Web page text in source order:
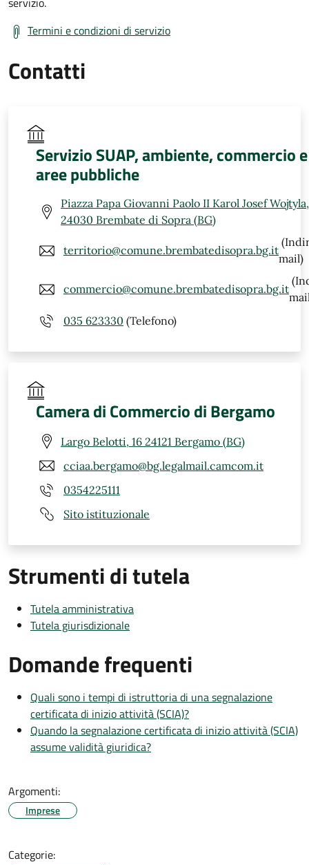
Termini e condizioni di servizio
Contatti
Servizio SUAP, ambiente, commercio e
aree pubbliche
Piazza Papa Giovanni Paolo II Karol Josef
24030 Brembate di Sopra (BG)
territorio@comune.brembatedisopra.bg.it
mail)
commercio@comune.brembatedisopra.bg.it
035 623330 (Telefono)
Camera di Commercio di Bergamo
Largo Belotti, 16 24121 Bergamo (BG)
cciaa.bergamo@bg.legalmail.camcom.it
0354225111
Sito istituzionale
Strumenti di tutela
Tutela amministrativa
Tutela giurisdizionale
Domande frequenti
Quali sono i tempi di istruttoria di una segnalazione
certificata di inizio attività (SCIA)?
Quando la segnalazione certificata di inizio attività (SCIA)
assume validità giuridica?
Argomenti:
Imprese
Categorie: